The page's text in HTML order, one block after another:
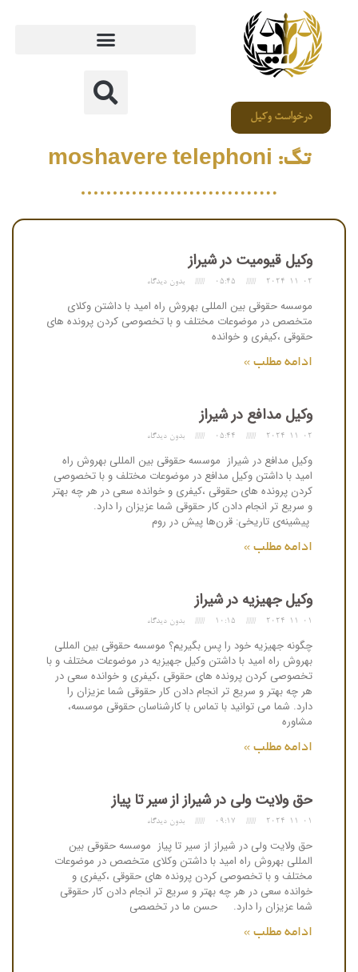
درخواست وکیل
تگ: moshavere telephoni
وکیل قیومیت در شیراز
2024-11-02 بدون دیدگاه
موسسه حقوقی بین المللی بهروش راه امید با داشتن وکلای
متخصص در موضوعات مختلف و با تخصوصی کردن پرونده های
حقوقی ،کیفری و خوانده
ادامه مطلب »
وکیل مدافع در شیراز
2024-11-02 بدون دیدگاه
وکیل مدافع در شیراز موسسه حقوقی بین المللی بهروش راه
امید با داشتن وکیل مدافع در موضوعات مختلف و با تخصوصی
کردن پرونده های حقوقی ،کیفری و خوانده سعی در هر چه بهتر
و سریع تر انجام دادن کار حقوقی شما عزیزان را دارد.
پیشینه‌ی تاریخی: قرن‌ها پیش در روم
ادامه مطلب »
وکیل جهیزیه در شیراز
2024-11-01 بدون دیدگاه
چگونه جهیزیه خود را پس بگیریم؟ موسسه حقوقی بین المللی
بهروش راه امید با داشتن وکیل جهیزیه در موضوعات مختلف و با
تخصوصی کردن پرونده های حقوقی ،کیفری و خوانده سعی در
هر چه بهتر و سریع تر انجام دادن کار حقوقی شما عزیزان را
دارد. شما می توانید با تماس با کارشناسان حقوقی موسسه،
مشاوره
ادامه مطلب »
حق ولایت ولی در شیراز از سیر تا پیاز
2024-11-01 بدون دیدگاه
حق ولایت ولی در شیراز از سیر تا پیاز موسسه حقوقی بین
المللی بهروش راه امید با داشتن وکلای متخصص در موضوعات
مختلف و با تخصوصی کردن پرونده های حقوقی ،کیفری و
خوانده سعی در هر چه بهتر و سریع تر انجام دادن کار حقوقی
شما عزیزان را دارد. حسن ما در تخصصی
ادامه مطلب »